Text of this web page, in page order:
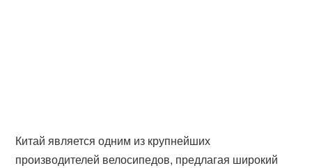
Китай является одним из крупнейших
производителей велосипедов, предлагая широкий